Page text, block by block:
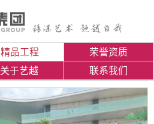
精品工程
荣誉资质
关于艺越 联系我们